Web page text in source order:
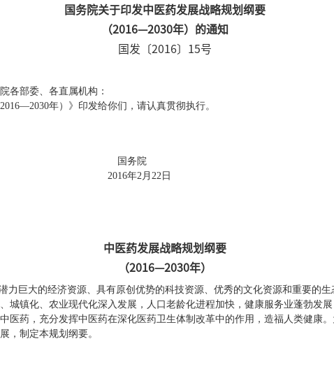
国务院关于印发中医药发展战略规划纲要
（2016—2030年）的通知
国发〔2016〕 15号
各部委、各直属机构：
2016—2030年）》印发给你们，请认真贯彻执行。
院
2016年2 月 22 日
中医药发展战略规划纲要
（2016—2030年）
巨大的经济资源、具有原创优势的科技资源、优秀的文化资源和重要的
城镇化、农业现代化深入发展，人口老龄化进程加快，健康服务业蓬勃发
医药，充分发挥中医药在深化医药卫生体制改革中的作用，造福人类健康
，制定本规划纲要。